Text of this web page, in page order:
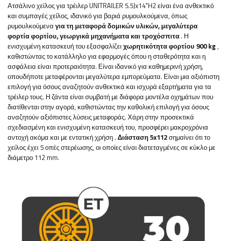
Ατσάλινο χείλος για τρέιλερ UNITRAILER 5.5Jx14"H2είναι ένα ανθεκτικό
και συμπαγές χείλος, ιδανικό για βαριά ρυμουλκούμενα, όπως
ρυμουλκούμενα για τη μεταφορά δομικών υλικών, μεγαλύτερα
φορτία φορτίου, γεωργικά μηχανήματα και τροχόσπιτα . Η
ενισχυμένη κατασκευή του εξασφαλίζειχωρητικότητα φορτίου 900 kg ,
καθιστώντας το κατάλληλο για εφαρμογές όπου η σταθερότητα και η
ασφάλεια είναι προτεραιότητα. Είναιιδανικό για καθημερινή χρήση,
οπουδήποτε μεταφέρονται μεγαλύτερα εμπορεύματα. Είναι μια αξιόπιστη
επιλογή για όσους αναζητούν ανθεκτικά και ισχυρά εξαρτήματα για τα
τρέιλερ τους. Η ζάντα είναι συμβατή με διάφορα μοντέλα οχημάτων που
διατίθενται στην αγορά, καθιστώντας την καθολική επιλογή για όσους
αναζητούν αξιόπιστες λύσεις μεταφοράς. Χάρη στην προσεκτικά
σχεδιασμένη και ενισχυμένη κατασκευή του, προσφέρει μακροχρόνια
αντοχή ακόμα και με εντατική χρήση . Διάσταση 5x112σημαίνει ότι το
χείλος έχει 5 οπές στερέωσης, οι οποίες είναι διατεταγμένες σε κύκλο με
διάμετρο 112 mm.